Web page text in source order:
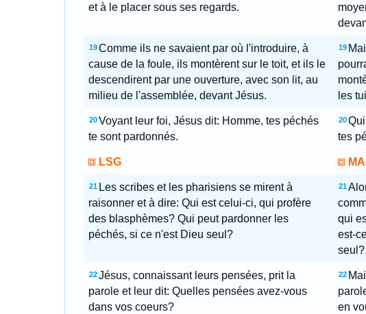
et à le placer sous ses regards.
19 Comme ils ne savaient par où l'introduire, à
cause de la foule, ils montèrent sur le toit, et ils le
descendirent par une ouverture, avec son lit, au
milieu de l'assemblée, devant Jésus.
19
les
20 Voyant leur foi, Jésus dit: Homme, tes péchés
te sont pardonnés.
20
tes
LSG
21 Les scribes et les pharisiens se mirent à
raisonner et à dire: Qui est celui-ci, qui profère
des blasphèmes? Qui peut pardonner les
péchés, si ce n'est Dieu seul?
21
qui
est-
seul?
22 Jésus, connaissant leurs pensées, prit la
parole et leur dit: Quelles pensées avez-vous
dans vos coeurs?
22
en